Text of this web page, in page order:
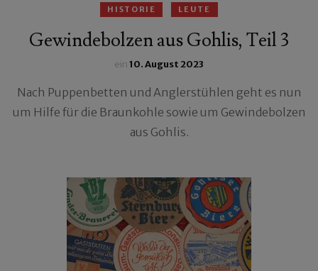
HISTORIE LEUTE
Gewindebolzen aus Gohlis, Teil 3
ein10. August 2023
Nach Puppenbetten und Anglerstühlen geht es nun
um Hilfe für die Braunkohle sowie um Gewindebolzen
aus Gohlis.